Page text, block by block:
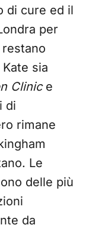
di cure ed il
per
sia
Clinice
di
rimane
Le
delle più
da